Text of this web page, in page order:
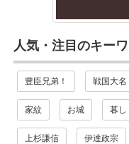
人気・注目のキー
豊臣兄弟！ 戦国大名
家紋 お城 暮し
上杉謙信 伊達政宗